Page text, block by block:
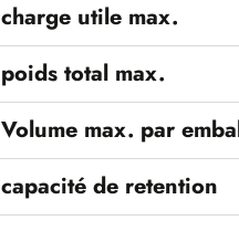
charge utile max.
poids total max.
Volume max. par
capacité de retention